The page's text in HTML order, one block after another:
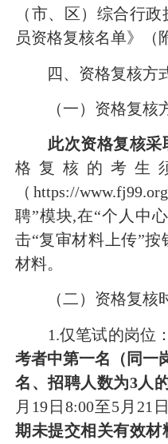
（市、区）综合行
员资格复核名单》（
四 、资格复核方
（一） 资格复核
此次资格复核采
格复核的考生
（ https://
聘”模块,在“个人中
击“复审材料上传”
材料。
（二）资格复核
1.仅笔试的岗位：
考者中第一名（同一
名 、招聘人数为3人
月19日8:00至5月21
期未提交相关有效材